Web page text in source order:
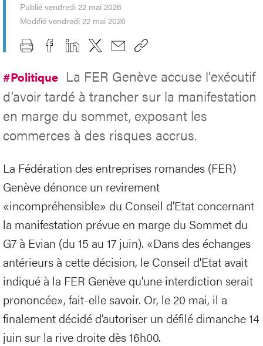
Publié vendredi 22 mai 2026
Modifié vendredi 22 mai 2026
#Politique La FER Genève accuse l'exécutif
d’avoir tardé à trancher sur la manifestation
en marge du sommet, exposant les
commerces à des risques accrus.
La Fédération des entreprises romandes (FER)
Genève dénonce un revirement
«incompréhensible» du Conseil d’Etat concernant
la manifestation prévue en marge du Sommet du
G7 à Evian (du 15 au 17 juin). «Dans des échanges
antérieurs à cette décision, le Conseil d'Etat avait
indiqué à la FER Genève qu'une interdiction serait
prononcée», fait-elle savoir. Or, le 20 mai, il a
finalement décidé d’autoriser un défilé dimanche 14
juin sur la rive droite dès 16h00.